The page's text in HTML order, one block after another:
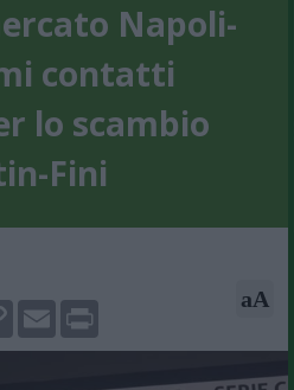
Napoli-
contatti
lo scambio
Fini
Email Print aA